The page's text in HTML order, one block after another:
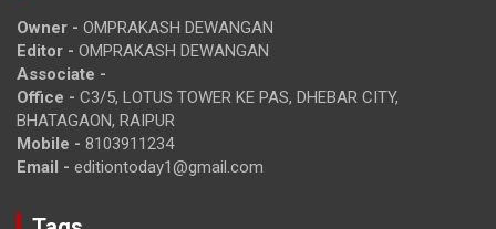
Owner - OMPRAKASH DEWANGAN
Editor - OMPRAKASH DEWANGAN
Associate -
Office - C3/5, LOTUS TOWER KE PAS, DHEBAR CITY,
BHATAGAON, RAIPUR
Mobile - 8103911234
Email - editiontoday1@gmail.com